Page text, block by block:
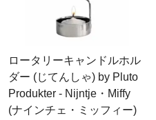
ロータリーキャンドルホル
ダー (じてんしゃ) by Pluto
Produkter - Nijntje・Miffy
(ナインチェ・ミッフィー)